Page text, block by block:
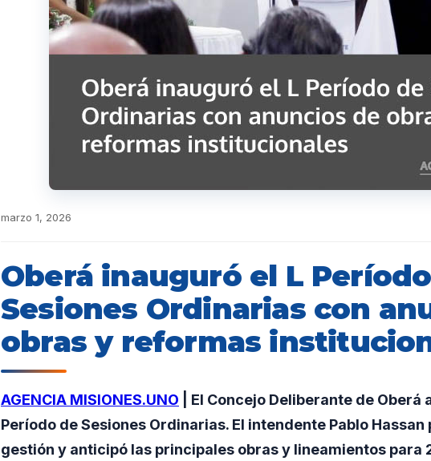
marzo 1, 2026
Oberá inauguró el L
Sesiones Ordinarias con
obras y reformas
AGENCIA MISIONES.UNO | El Concejo Deliberante de Oberá
Período de Sesiones Ordinarias. El intendente Pablo
gestión y anticipó las principales obras y lineamientos para